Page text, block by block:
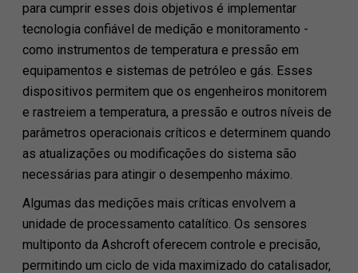
para cumprir esses dois objetivos é implementar
tecnologia confiável de medição e monitoramento -
como instrumentos de temperatura e pressão em
equipamentos e sistemas de petróleo e gás. Esses
dispositivos permitem que os engenheiros monitorem
e rastreiem a temperatura, a pressão e outros níveis de
parâmetros operacionais críticos e determinem quando
as atualizações ou modificações do sistema são
necessárias para atingir o desempenho máximo.
Algumas das medições mais críticas envolvem a
unidade de processamento catalítico. Os sensores
multiponto da Ashcroft oferecem controle e precisão,
permitindo um ciclo de vida maximizado do catalisador,